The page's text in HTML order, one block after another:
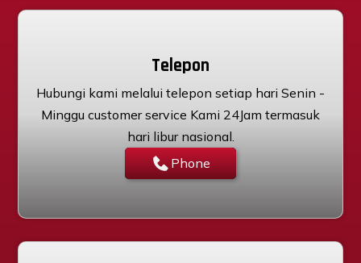
Telepon
Hubungi kami melalui telepon setiap hari Senin -
Minggu customer service Kami 24Jam termasuk
hari libur nasional.
Phone